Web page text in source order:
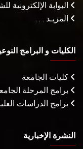
البوابة الإلكترونية
المزيـد . . .
الكليات و البرامج
كليات الجامعة
برامج المرحلة
برامج الدراسات
النشرة الإخبارية